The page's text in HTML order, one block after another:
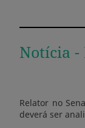
Notícia -
Relator no
deverá ser